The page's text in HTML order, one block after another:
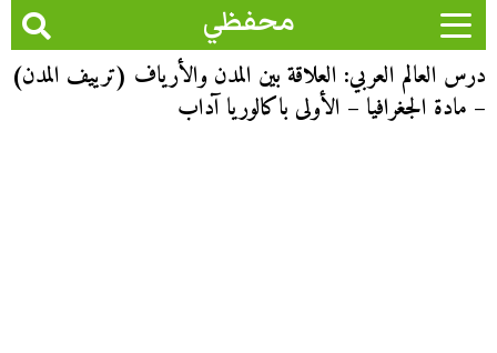
محفظي
درس العالم العربي: العلاقة بين المدن والأرياف (ترييف المدن)
– مادة الجغرافيا – الأولى باكالوريا آداب